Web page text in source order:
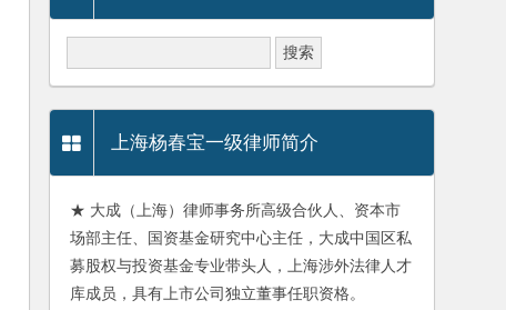
上海杨春宝一级律师简介
★ 大成（上海）律师事务所高级合伙人、资本市
场部主任、国资基金研究中心主任，大成中国区私
募股权与投资基金专业带头人，上海涉外法律人才
库成员，具有上市公司独立董事任职资格。